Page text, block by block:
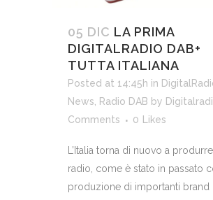
05 DIC LA PRIMA
DIGITALRADIO DAB+
TUTTA ITALIANA
Posted at 14:45h in
News, Radio DAB by
Comments
0 Likes
L’Italia torna di nuovo a
radio, come è stato in passato
produzione di importanti brand